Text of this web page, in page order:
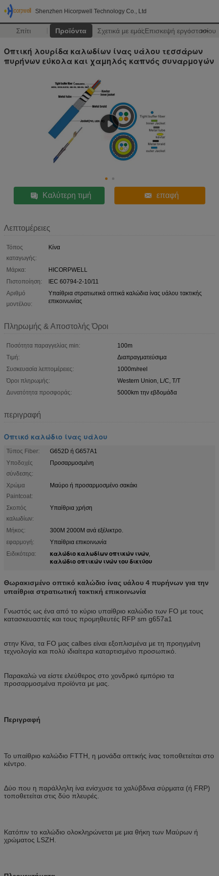
Shenzhen Hicorpwell Technology Co., Ltd
Σπίτι Προϊόντα Σχετικά με εμάςΕπισκεψή εργοστασίου
>>
Οπτική λουρίδα καλωδίων ίνας υάλου τεσσάρων
πυρήνων εύκολα και χαμηλός καπνός συναρμογών
Καλύτερη τιμή επαφή
Λεπτομέρειες
Τόπος
καταγωγής:
Κίνα
Μάρκα:
HICORPWELL
Πιστοποίηση:
IEC 60794-2-10/11
Αριθμό
μοντέλου:
Υπαίθρια στρατιωτικά οπτικά καλώδια ίνας υάλου τακτικής
επικοινωνίας
Πληρωμής & Αποστολής Όροι
Ποσότητα παραγγελίας min:
100m
Τιμή:
Διαπραγματεύσιμα
Συσκευασία λεπτομέρειες:
1000m/reel
Όροι πληρωμής:
Western Union, L/C, T/T
Δυνατότητα προσφοράς:
5000km την εβδομάδα
περιγραφή
Οπτικό καλώδιο ίνας υάλου
Τύπος Fiber:
G652D ή G657A1
Υποδοχές
σύνδεσης:
Προσαρμοσμένη
Χρώμα
Paintcoat:
Μαύρο ή προσαρμοσμένο σακάκι
Σκοπός
καλωδίων:
Υπαίθρια χρήση
Μήκος:
300M 2000M ανά εξέλικτρο.
εφαρμογή:
Υπαίθρια επικοινωνία
Ειδικότερα:
καλώδιο καλωδίων οπτικών ινών,
καλώδιο οπτικών ινών του δικτύου
Θωρακισμένο οπτικό καλώδιο ίνας υάλου 4 πυρήνων για την
υπαίθρια στρατιωτική τακτική επικοινωνία
Γνωστός ως ένα από το κύριο υπαίθριο καλώδιο των FO με τους
κατασκευαστές και τους προμηθευτές RFP sm g657a1
στην Κίνα, τα FO μας calbes είναι εξοπλισμένα με τη προηγμένη
τεχνολογία και πολύ ιδιαίτερα καταρτισμένο προσωπικό.
Παρακαλώ να είστε ελεύθερος στο χονδρικό εμπόριο τα
προσαρμοσμένα προϊόντα με μας.
Περιγραφή
Το υπαίθριο καλώδιο FTTH, η μονάδα οπτικής ίνας τοποθετείται στο
κέντρο.
Δύο που η παράλληλη ίνα ενίσχυσε τα χαλύβδινα σύρματα (ή FRP)
τοποθετείται στις δύο πλευρές.
Κατόπιν το καλώδιο ολοκληρώνεται με μια θήκη των Μαύρων ή
χρώματος LSZH.